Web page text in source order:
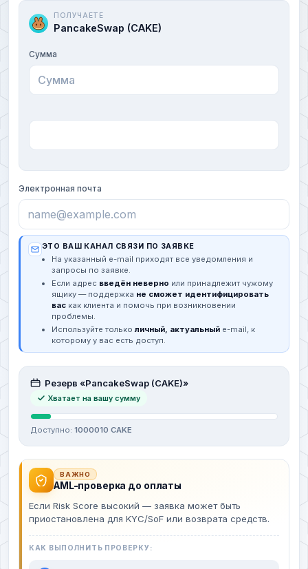
ПОЛУЧАЕТЕ
PancakeSwap (CAKE)
Сумма
Электронная почта
ЭТО ВАШ КАНАЛ СВЯЗИ ПО ЗАЯВКЕ
На указанный e-mail приходят все уведомления и
запросы по заявке.
Если адрес введён неверно или принадлежит чужому
ящику — поддержка не сможет идентифицировать
вас как клиента и помочь при возникновении
проблемы.
Используйте тольколичный, актуальный e-mail, к
которому у вас есть доступ.
Резерв «PancakeSwap (CAKE)»
Хватает на вашу сумму
Доступно: 1000010 CAKE
ВАЖНО
AML-проверка до оплаты
Если Risk Score высокий — заявка может быть
приостановлена для KYC/SoF или возврата средств.
КАК ВЫПОЛНИТЬ ПРОВЕРКУ: